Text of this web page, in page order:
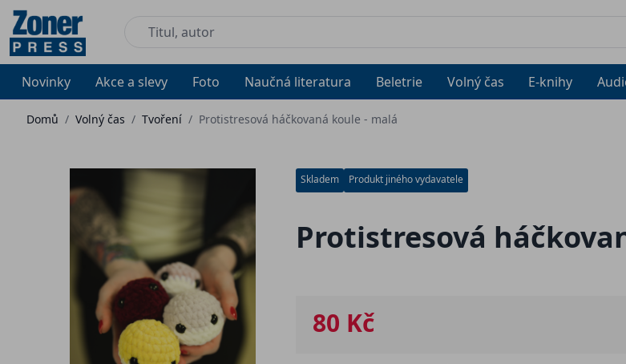
Novinky Akce a slevy Foto Naučná literatura Beletrie Volný čas E-knihy
Domů / Volný čas / Tvoření / Protistresová háčkovaná koule - malá
Skladem Produkt jiného vydavatele
Protistresová
80 Kč